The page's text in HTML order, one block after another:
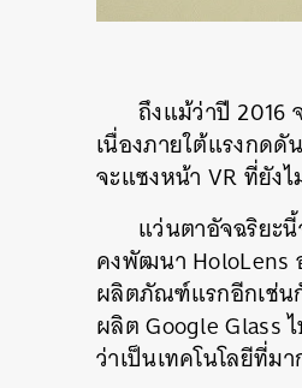
ถึงแม้ว่าปี
เนื่องภายใต้แรงกดดั
จะแซงหน้า VR ที่ยัง
แว่นตาอัจฉริยะ
คงพัฒนา HoloLens
ผลิตภัณฑ์แรกอีกเช่น
ผลิต Google Glass
ว่าเป็นเทคโนโลยีที่ม